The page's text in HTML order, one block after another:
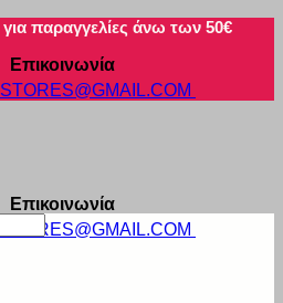
παραγγελίες άνω των 50€
Επικοινωνία
Επικοινωνία